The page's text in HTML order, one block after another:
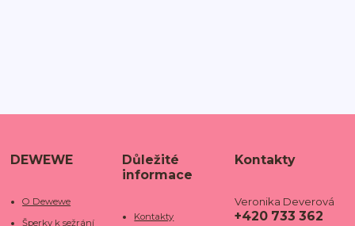
DEWEWE
O Dewewe
Šperky k sežrání
Důležité
informace
Kontakty
Kontakty
Veronika Deverová
+420 733 362